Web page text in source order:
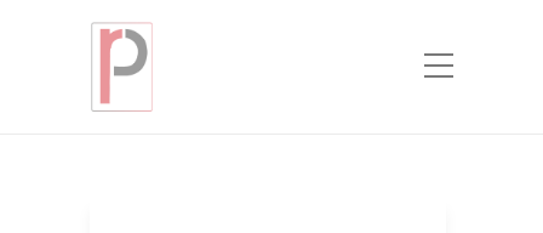
Categoria:
broker-pocketoption.com